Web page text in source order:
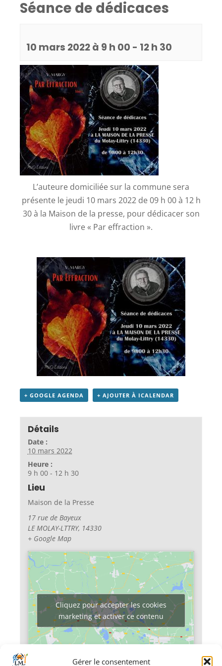
Gérer le consentement
Séance de dédicaces
10 mars 2022 à 9 h 00 - 12 h 30
L’auteure domiciliée sur la commune sera
présente le jeudi 10 mars 2022 de 09 h 00 à 12 h
30 à la Maison de la presse, pour dédicacer son
livre « Par effraction ».
+ GOOGLE AGENDA + AJOUTER À ICALENDAR
Détails
Date :
10 mars 2022
Heure :
9 h 00 - 12 h 30
Lieu
Maison de la Presse
17 rue de Bayeux
LE MOLAY-LTTRY, 14330
+ Google Map
Cliquez pour accepter les cookies
marketing et activer ce contenu